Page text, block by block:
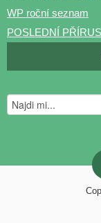
WP roční seznam
POSLEDNÍ